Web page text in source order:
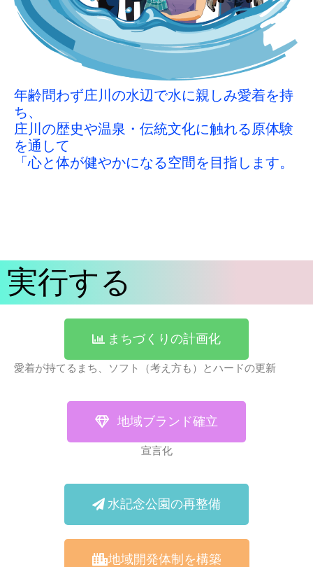
年齢問わず庄川の水辺で水に親しみ愛着を持
ち、
庄川の歴史や温泉・伝統文化に触れる原体験
を通して
「心と体が健やかになる空間を目指します。
実行する
まちづくりの計画化
愛着が持てるまち、ソフト（考え方も）とハードの更新
地域ブランド確立
宣言化
水記念公園の再整備
地域開発体制を構築